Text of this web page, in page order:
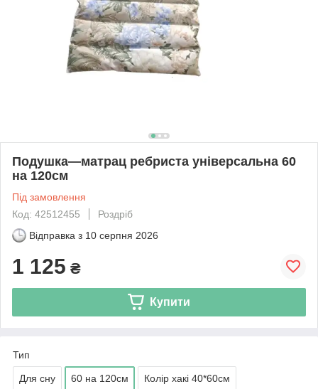
Подушка—матрац ребриста універсальна 60
на 120см
Під замовлення
Код: 42512455
Роздріб
Відправка з 10 серпня 2026
1 125 ₴
Купити
Тип
Для сну 60 на 120см Колір хакі 40*60см